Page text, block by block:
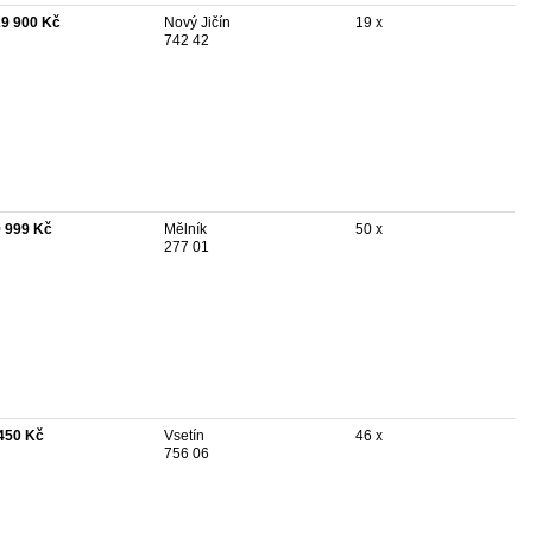
900 Kč
Nový Jičín
742 42
19 x
999 Kč
Mělník
277 01
50 x
Kč
Vsetín
756 06
46 x